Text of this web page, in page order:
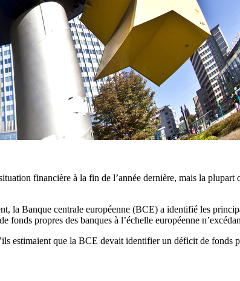
financière à la fin de l’année dernière, mais la
la Banque centrale européenne (BCE) a identifié les
propres des banques à l’échelle européenne
estimaient que la BCE devait identifier un déficit de fonds